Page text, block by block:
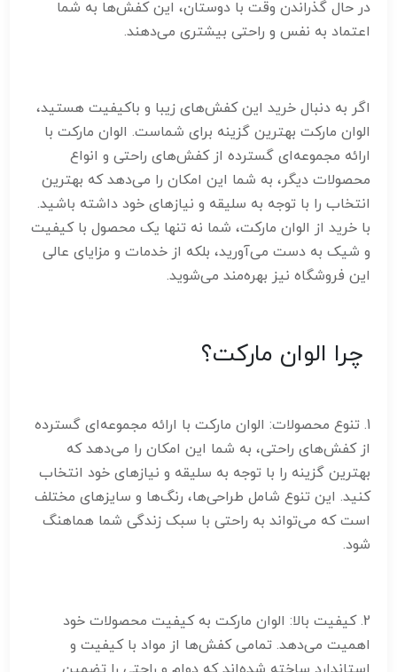
در حال گذراندن وقت با دوستان، این کفش‌ها به شما
اعتماد به نفس و راحتی بیشتری می‌دهند.
اگر به دنبال خرید این کفش‌های زیبا و باکیفیت هستید،
الوان مارکت بهترین گزینه برای شماست. الوان مارکت با
ارائه مجموعه‌ای گسترده از کفش‌های راحتی و انواع
محصولات دیگر، به شما این امکان را می‌دهد که بهترین
انتخاب را با توجه به سلیقه و نیازهای خود داشته باشید.
با خرید از الوان مارکت، شما نه تنها یک محصول با کیفیت
و شیک به دست می‌آورید، بلکه از خدمات و مزایای عالی
این فروشگاه نیز بهره‌مند می‌شوید.
چرا الوان مارکت؟
1. تنوع محصولات: الوان مارکت با ارائه مجموعه‌ای گسترده
از کفش‌های راحتی، به شما این امکان را می‌دهد که
بهترین گزینه را با توجه به سلیقه و نیازهای خود انتخاب
کنید. این تنوع شامل طراحی‌ها، رنگ‌ها و سایزهای مختلف
است که می‌تواند به راحتی با سبک زندگی شما هماهنگ
شود.
2. کیفیت بالا: الوان مارکت به کیفیت محصولات خود
اهمیت می‌دهد. تمامی کفش‌ها از مواد با کیفیت و